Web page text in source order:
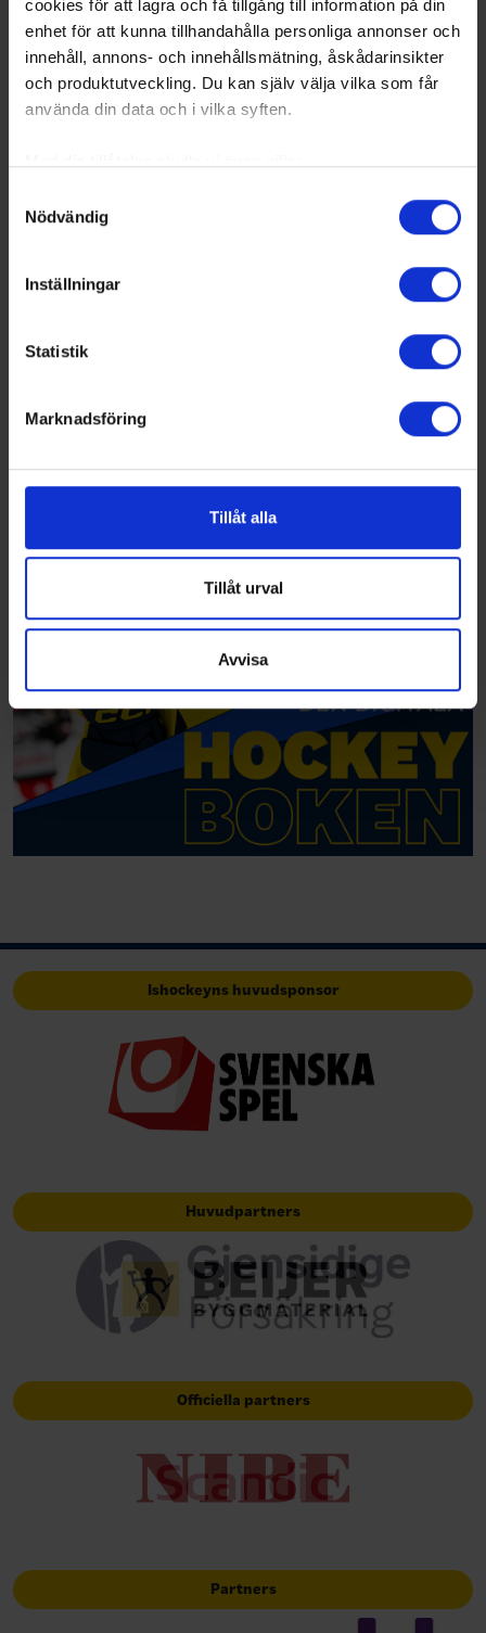
cookies för att lagra och få tillgång till information på din
enhet för att kunna tillhandahålla personliga annonser och
innehåll, annons- och innehållsmätning, åskådarinsikter
och produktutveckling. Du kan själv välja vilka som får
använda din data och i vilka syften.
som kan ha en noggrannhet på upp till flera meter
Ta reda på mer om hur dina personliga uppgifter
Du kan ändra eller dra tillbaka ditt samtycke när som
Vi använder enhetsidentifierare för att anpassa innehållet
för sociala medier och analysera vår trafik. Vi
vidarebefordrar även sådana identifierare och annan
annons- och analysföretag som vi samarbetar med.
Dessa kan i sin tur kombinera informationen med annan
information som du har tillhandahållit eller som de har
samlat in när du har använt deras tjänster.
Nödvändig
Inställningar
Statistik
Marknadsföring
Tillåt alla
Tillåt urval
Avvisa
Ishockeyns huvudsponsor
Huvudpartners
Officiella partners
Partners